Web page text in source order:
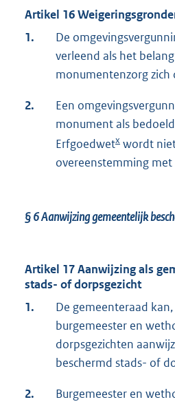
Artikel 16
1.
De
verleend als het
monumentenzorg
2.
Een
monument als
Erfgoedwetx wordt
overeenstemming met
§ 6Aanwijzing gemeentelijk
Artikel 17 Aanwijzing als
stads- of dorpsgezicht
1.
De gemeenteraad
burgemeester en
dorpsgezichten
beschermd stads- of
2.
Burgemeester en